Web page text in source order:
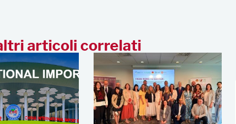
articoli correlati